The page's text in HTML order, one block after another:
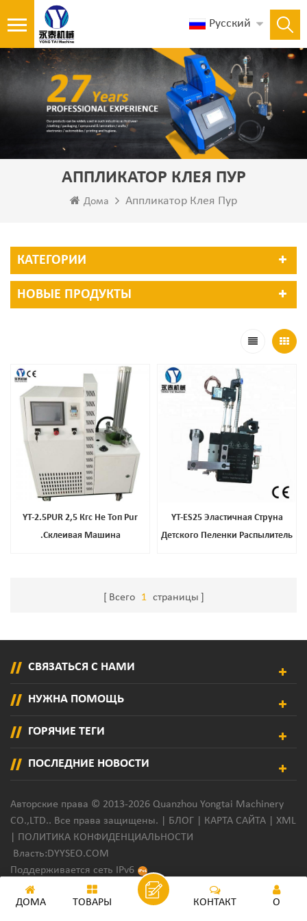
Русский
АППЛИКАТОР КЛЕЯ ПУР
Дома Аппликатор Клея Пур
КАТЕГОРИИ
НОВЫЕ ПРОДУКТЫ
YT-2.5PUR 2,5 Кгс Не Топ Pur
.Склеивая Машина
YT-ES25 Эластичная Струна
Детского Пеленки Распылитель
Всего 1 страницы
СВЯЗАТЬСЯ С НАМИ
НУЖНА ПОМОЩЬ
ГОРЯЧИЕ ТЕГИ
ПОСЛЕДНИЕ НОВОСТИ
Авторские права © 2013-2026 Quanzhou Yongtai Machinery
CO.,LTD.. Все права защищены. | БЛОГ КАРТА САЙТА
XML
ПОЛИТИКА КОНФИДЕНЦИАЛЬНОСТИ
Власть:DYYSEO.COM
Поддерживается сеть IPv6
ДОМА ТОВАРЫ О
КОНТАКТ